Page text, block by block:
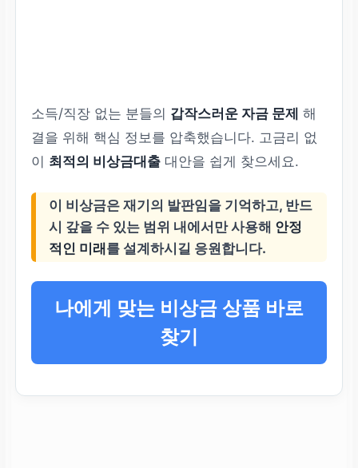
소득/직장 없는 분들의 갑작스러운 자금 문제 해
결을 위해 핵심 정보를 압축했습니다. 고금리 없
이 최적의 비상금대출 대안을 쉽게 찾으세요.
이 비상금은 재기의 발판임을 기억하고, 반드
시 갚을 수 있는 범위 내에서만 사용해 안정
적인 미래 를 설계하시길 응원합니다.
나에게 맞는 비상금 상품 바로
찾기